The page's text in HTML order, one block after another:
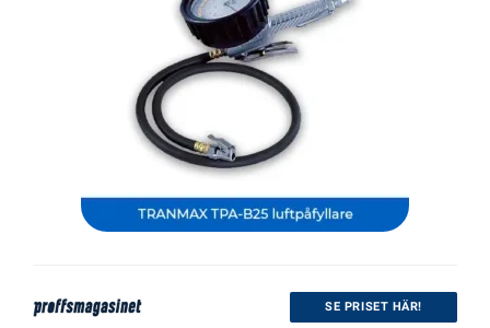
SE PRISET HÄR!